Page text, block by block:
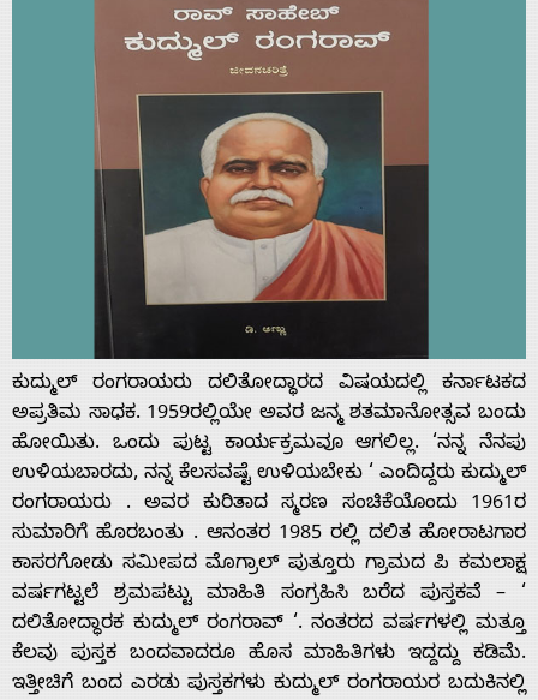
ಕುದ್ಮುಲ್ ರಂಗರಾಯರು ದಲಿತೋದ್ಧಾರದ ವಿಷಯದಲ್ಲಿ ಕರ್ನಾಟಕದ
ಅಪ್ರತಿಮ ಸಾಧಕ. 1959ರಲ್ಲಿಯೇ ಅವರ ಜನ್ಮ ಶತಮಾನೋತ್ಸವ ಬಂದು
ಹೋಯಿತು. ಒಂದು ಪುಟ್ಟ ಕಾರ್ಯಕ್ರಮವೂ ಆಗಲಿಲ್ಲ. ‘ನನ್ನ ನೆನಪು
ಉಳಿಯಬಾರದು, ನನ್ನ ಕೆಲಸವಷ್ಟೆ ಉಳಿಯಬೇಕು ‘ ಎಂದಿದ್ದರು ಕುದ್ಮುಲ್
ರಂಗರಾಯರು . ಅವರ ಕುರಿತಾದ ಸ್ಮರಣ ಸಂಚಿಕೆಯೊಂದು 1961ರ
ಸುಮಾರಿಗೆ ಹೊರಬಂತು . ಆನಂತರ 1985 ರಲ್ಲಿ ದಲಿತ ಹೋರಾಟಗಾರ
ಕಾಸರಗೋಡು ಸಮೀಪದ ಮೊಗ್ರಾಲ್ ಪುತ್ತೂರು ಗ್ರಾಮದ ಪಿ ಕಮಲಾಕ್ಷ
ವರ್ಷಗಟ್ಟಲೆ ಶ್ರಮಪಟ್ಟು ಮಾಹಿತಿ ಸಂಗ್ರಹಿಸಿ ಬರೆದ ಪುಸ್ತಕವೆ – ‘
ದಲಿತೋದ್ಧಾರಕ ಕುದ್ಮುಲ್ ರಂಗರಾವ್ ‘. ನಂತರದ ವರ್ಷಗಳಲ್ಲಿ ಮತ್ತೂ
ಕೆಲವು ಪುಸ್ತಕ ಬಂದವಾದರೂ ಹೊಸ ಮಾಹಿತಿಗಳು ಇದ್ದದ್ದು ಕಡಿಮೆ.
ಇತ್ತೀಚಿಗೆ ಬಂದ ಎರಡು ಪುಸ್ತಕಗಳು ಕುದ್ಮುಲ್ ರಂಗರಾಯರ ಬದುಕಿನಲ್ಲಿ